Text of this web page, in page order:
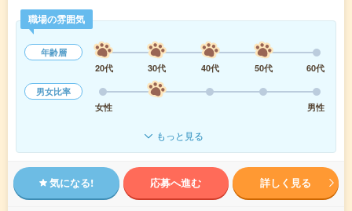
職場の雰囲気
年齢層
20代
30代 40代 50代
60代
男女比率
女性
男性
もっと見る
気になる! 応募へ進む 詳しく見る